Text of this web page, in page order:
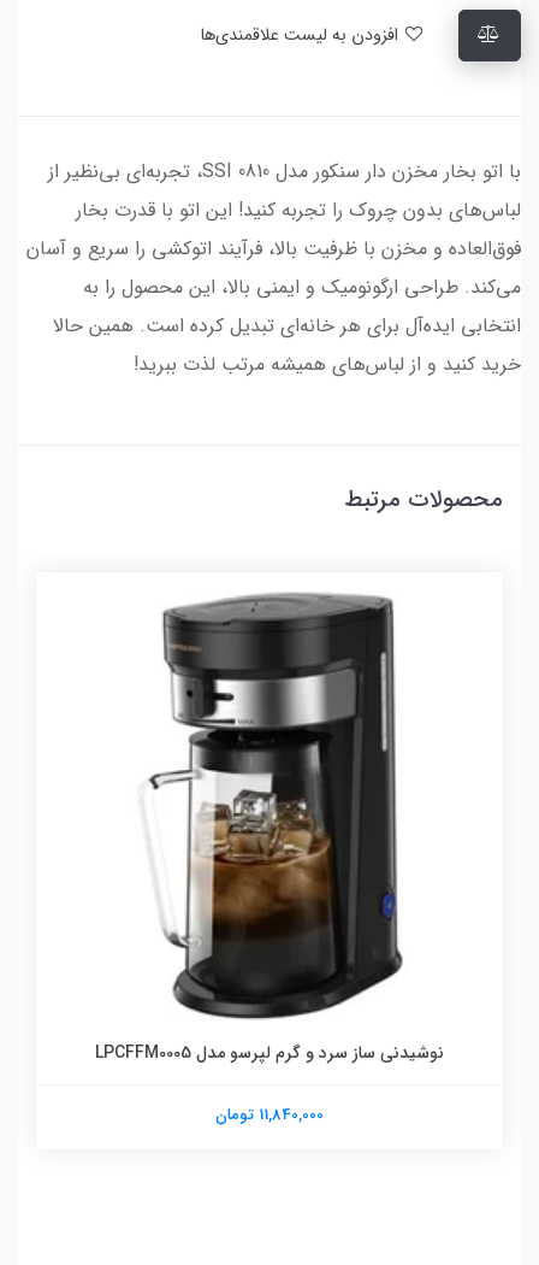
با اتو بخار مخزن دار سنکور مدل SSI 0810، تجربه‌ای بی‌نظیر از
لباس‌های بدون چروک را تجربه کنید! این اتو با قدرت بخار
فوق‌العاده و مخزن با ظرفیت بالا، فرآیند اتوکشی را سریع و آسان
می‌کند. طراحی ارگونومیک و ایمنی بالا، این محصول را به
انتخابی ایده‌آل برای هر خانه‌ای تبدیل کرده است. همین حالا
خرید کنید و از لباس‌های همیشه مرتب لذت ببرید!
محصولات مرتبط
نوشیدنی ساز سرد و گرم لپرسو مدل LPCFFM0005
11,840,000 تومان